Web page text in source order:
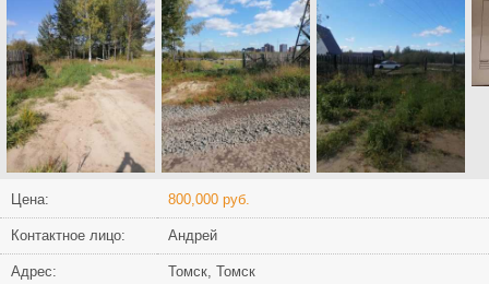
Цена: 800,000 руб.
Контактное лицо: Андрей
Адрес: Томск, Томск